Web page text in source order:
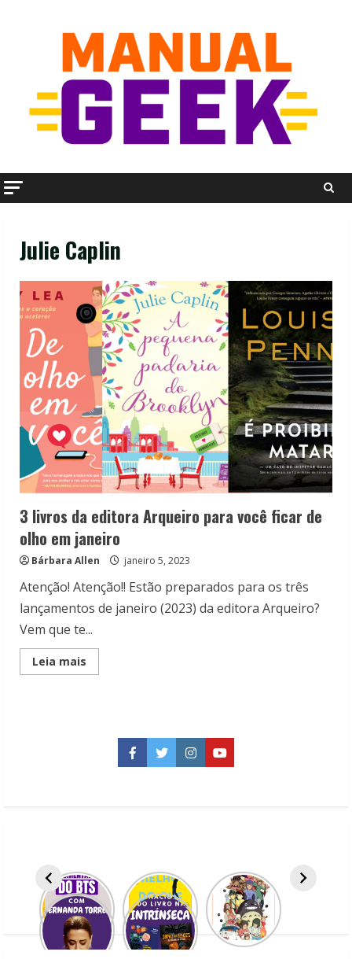
Julie Caplin
3 livros da editora Arqueiro para você ficar de
olho em janeiro
Bárbara Allen janeiro 5, 2023
Atenção! Atenção!! Estão preparados para os três
lançamentos de janeiro (2023) da editora Arqueiro?
Vem que te...
Leia mais
more
Arqueiro
Facebook
TwitterInstagramYouTube